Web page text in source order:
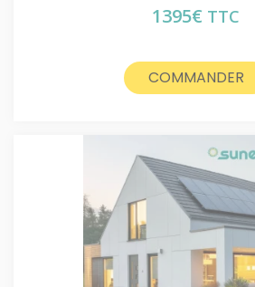
1395€ TTC
COMMANDER